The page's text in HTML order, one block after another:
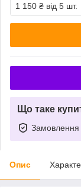
1 150 ₴ від 5 шт.
Що таке
Замовлення
Опис